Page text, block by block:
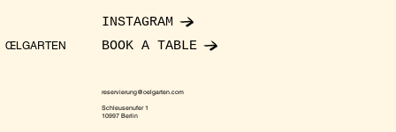
ŒLGARTEN
INSTAGRAM
BOOK A TABLE
reservierung@oelgarten.com
Schleusenufer 1
10997 Berlin